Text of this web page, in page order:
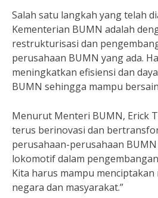
Salah satu langkah yang telah
Kementerian BUMN adalah
restrukturisasi dan
perusahaan BUMN yang ada.
meningkatkan efisiensi dan
BUMN sehingga mampu
Menurut Menteri BUMN, Erick
terus berinovasi dan
perusahaan-perusahaan
lokomotif dalam
Kita harus mampu
negara dan masyarakat.”